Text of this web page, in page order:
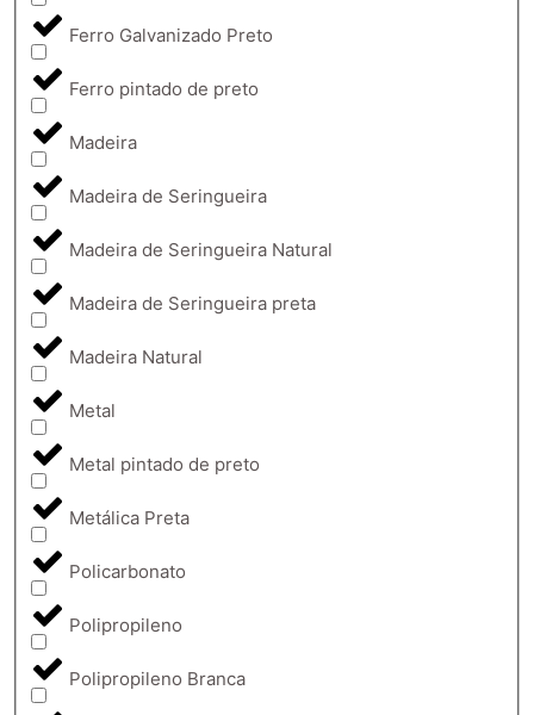
Ferro Galvanizado Preto
Ferro pintado de preto
Madeira
Madeira de Seringueira
Madeira de Seringueira Natural
Madeira de Seringueira preta
Madeira Natural
Metal
Metal pintado de preto
Metálica Preta
Policarbonato
Polipropileno
Polipropileno Branca